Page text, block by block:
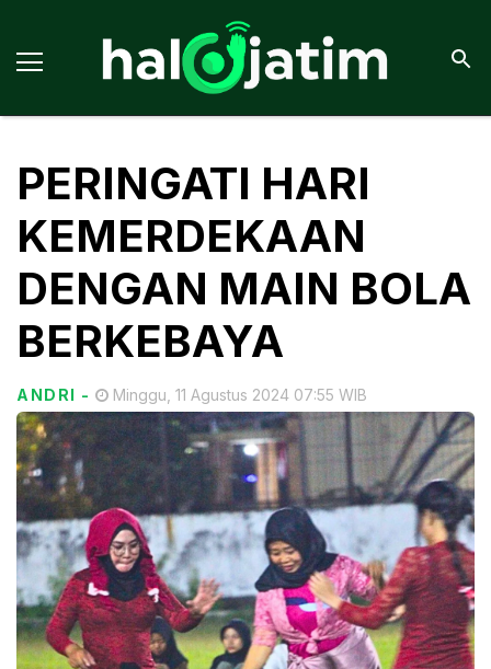
PERINGATI HARI
KEMERDEKAAN
DENGAN MAIN BOLA
BERKEBAYA
ANDRI - Minggu, 11 Agustus 2024 07:55 WIB